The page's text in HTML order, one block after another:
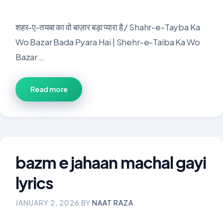
शहर-ए-तयबा का वो बाज़ार बड़ा प्यारा है / Shahr-e-Tayba Ka
Wo Bazar Bada Pyara Hai | Shehr-e-Taiba Ka Wo
Bazar …
Read more
bazm e jahaan machal gayi
lyrics
JANUARY 2, 2026 BY NAAT RAZA